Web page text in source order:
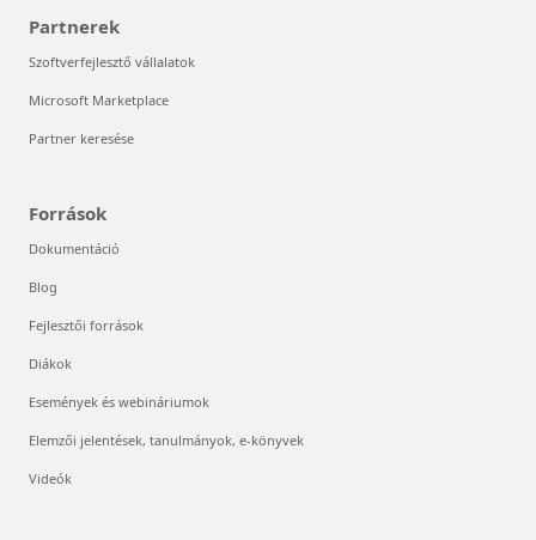
Partnerek
Szoftverfejlesztő vállalatok
Microsoft Marketplace
Partner keresése
Források
Dokumentáció
Blog
Fejlesztői források
Diákok
Események és webináriumok
Elemzői jelentések, tanulmányok, e-könyvek
Videók